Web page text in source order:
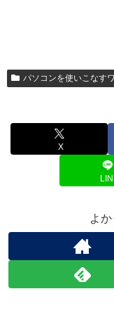
パソコンを使いこなす
X
よ